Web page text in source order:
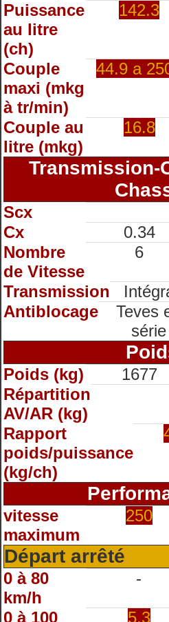
Puissance
au litre
(ch)
142.3
Couple
maxi (mkg
à tr/min)
44.9 a
Couple au
litre (mkg)
16.8
Transmission-
Scx
Cx
0.34
Nombre
de Vitesse
6
Transmission
Antiblocage
Teves
série
Poids (kg) 1677
Répartition
AV/AR (kg)
Rapport
poids/puissance
(kg/ch)
vitesse
maximum
250
Départ arrêté
0 à 80
km/h
-
0 à 100
5.3